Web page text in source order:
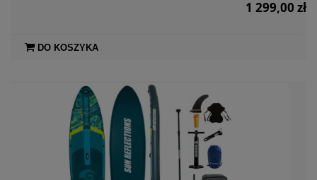
1 299,00 zł
DO KOSZYKA